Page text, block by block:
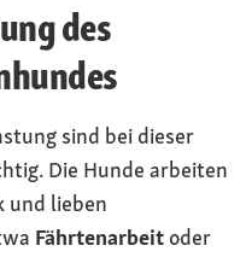
des
sind bei dieser
Die Hunde arbeiten
und lieben
Fährtenarbeit oder